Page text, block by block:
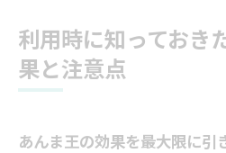
利用時に知っておき
果と注意点
あんま王の効果を最大限に引